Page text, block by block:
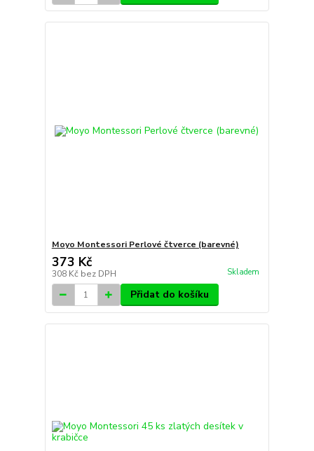
Moyo Montessori Perlové čtverce (barevné)
373 Kč
308 Kč bez DPH Skladem
Přidat do košíku